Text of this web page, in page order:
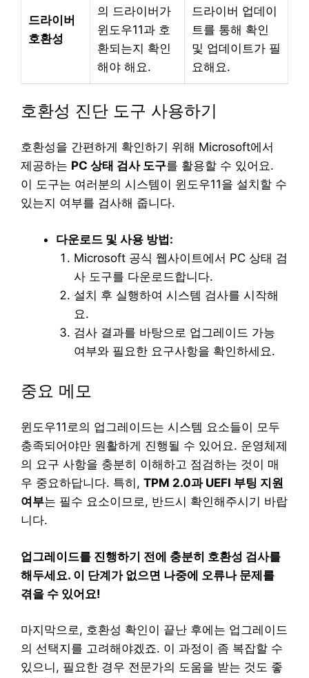
드라이버
호환성
의 드라이버가
윈도우11과 호
환되는지 확인
해야 해요.
드라이버 업데이
트를 통해 확인
및 업데이트가 필
요해요.
호환성 진단 도구 사용하기
호환성을 간편하게 확인하기 위해 Microsoft에서
제공하는 PC 상태 검사 도구를 활용할 수 있어요.
이 도구는 여러분의 시스템이 윈도우11을 설치할 수
있는지 여부를 검사해 줍니다.
다운로드 및 사용 방법:
Microsoft 공식 웹사이트에서 PC 상태 검
사 도구를 다운로드합니다.
설치 후 실행하여 시스템 검사를 시작해
요.
검사 결과를 바탕으로 업그레이드 가능
여부와 필요한 요구사항을 확인하세요.
중요 메모
윈도우11로의 업그레이드는 시스템 요소들이 모두
충족되어야만 원활하게 진행될 수 있어요. 운영체제
의 요구 사항을 충분히 이해하고 점검하는 것이 매
우 중요하답니다. 특히, TPM 2.0과 UEFI 부팅 지원
여부는 필수 요소이므로, 반드시 확인해주시기 바랍
니다.
업그레이드를 진행하기 전에 충분히 호환성 검사를
해두세요. 이 단계가 없으면 나중에 오류나 문제를
겪을 수 있어요!
마지막으로, 호환성 확인이 끝난 후에는 업그레이드
의 선택지를 고려해야겠죠. 이 과정이 좀 복잡할 수
있으니, 필요한 경우 전문가의 도움을 받는 것도 좋